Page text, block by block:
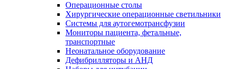
Операционные столы
Хирургические операционные светильники
Системы для аутогемотрансфузии
Мониторы пациента, фетальные,
транспортные
Неонатальное оборудование
Дефибрилляторы и АНД